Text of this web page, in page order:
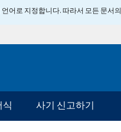
어로 지정합니다. 따라서 모든 문서
식 사기 신고하기